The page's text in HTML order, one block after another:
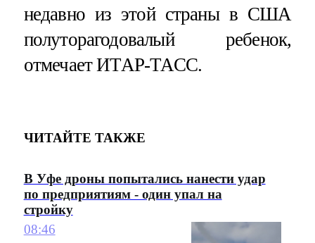
недавно из этой страны в США
полуторагодовалый ребенок,
отмечает ИТАР-ТАСС.
ЧИТАЙТЕ ТАКЖЕ
В Уфе дроны попытались нанести удар
по предприятиям - один упал на
стройку
08:46